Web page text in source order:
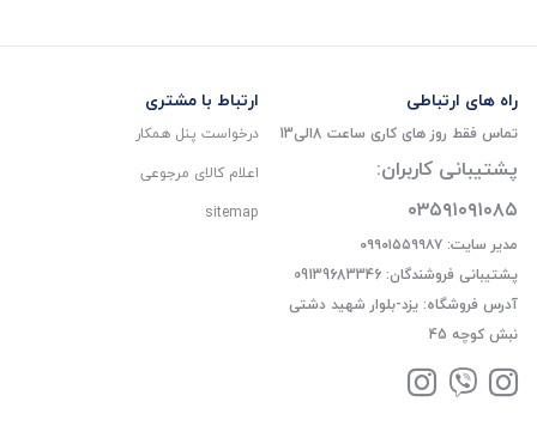
راه های ارتباطی
تماس فقط روز های کاری ساعت 8الی13
پشتیبانی کاربران:
۰۳۵۹۱۰۹۱۰۸۵
مدیر سایت: ۰۹۹۰۱۵۵۹۹۸۷
پشتیبانی فروشندگان: 09139683346
آدرس فروشگاه: یزد-بلوار شهید دشتی
نبش کوچه 45
ارتباط با مشتری
درخواست پنل همکار
اعلام کالای مرجوعی
sitemap